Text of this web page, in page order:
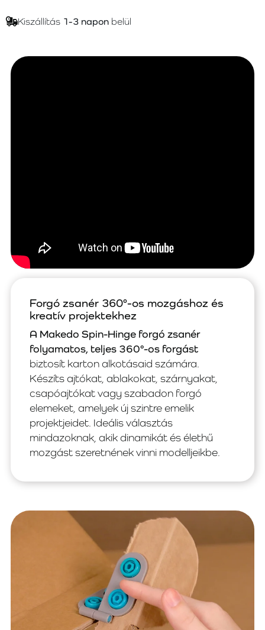
Kiszállítás 1-3 napon belül
Forgó zsanér 360°-os mozgáshoz és
kreatív projektekhez
A Makedo Spin-Hinge forgó zsanér
folyamatos, teljes 360°-os forgást
biztosít karton alkotásaid számára.
Készíts ajtókat, ablakokat, szárnyakat,
csapóajtókat vagy szabadon forgó
elemeket, amelyek új szintre emelik
projektjeidet. Ideális választás
mindazoknak, akik dinamikát és élethű
mozgást szeretnének vinni modelljeikbe.